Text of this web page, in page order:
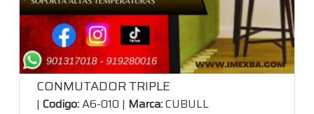
CONMUTADOR TRIPLE
| Codigo:A6-010 | Marca:CUBULL